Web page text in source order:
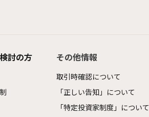
討の方 その他情報
取引時確認について
「正しい告知」について
「特定投資家制度」について